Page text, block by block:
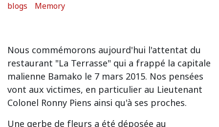
blogs
Memory
Nous commémorons aujourd'hui l'attentat du
restaurant "La Terrasse" qui a frappé la capitale
malienne Bamako le 7 mars 2015. Nos pensées
vont aux victimes, en particulier au Lieutenant
Colonel Ronny Piens ainsi qu'à ses proches.
Une gerbe de fleurs a été déposée au